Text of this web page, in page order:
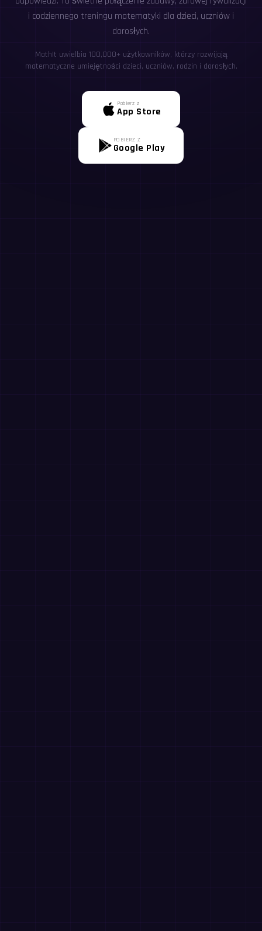
i codziennego treningu matematyki dla dzieci, uczniów i
dorosłych.
MathIt uwielbia 100,000+ użytkowników, którzy rozwijają
matematyczne umiejętności dzieci, uczniów, rodzin i dorosłych.
Pobierz z
App Store
POBIERZ Z
Google Play